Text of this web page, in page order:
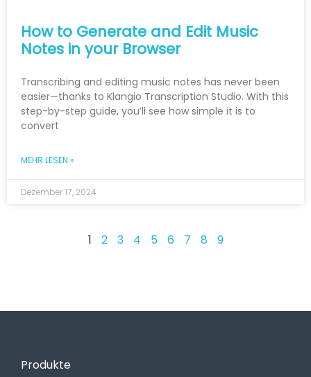
How to Generate and Edit Music
Notes in your Browser
Transcribing and editing music notes has never been
easier—thanks to Klangio Transcription Studio. With this
step-by-step guide, you’ll see how simple it is to
convert
MEHR LESEN »
Dezember 17, 2024
1 2 3 4 5 6 7 8 9
Produkte